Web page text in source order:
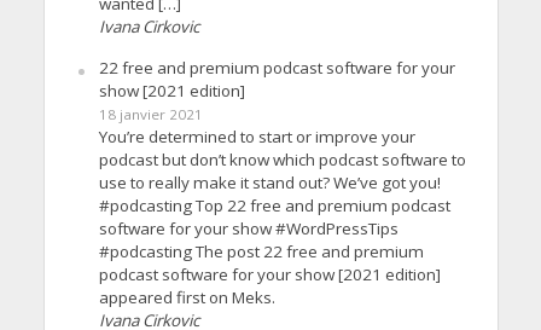
Ivana Cirkovic
22 free and premium podcast software for your
show [2021 edition]
18 janvier 2021
You’re determined to start or improve your
podcast but don’t know which podcast software to
use to really make it stand out? We’ve got you!
#podcasting Top 22 free and premium podcast
software for your show #WordPressTips
#podcasting The post 22 free and premium
podcast software for your show [2021 edition]
appeared first on Meks.
Ivana Cirkovic